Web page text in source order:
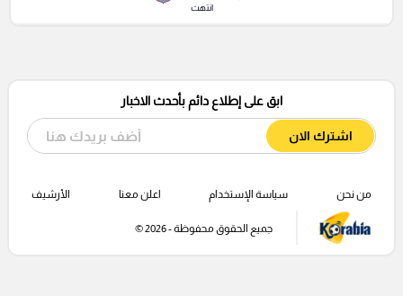
انتهت
ابق على إطلاع دائم بأحدث الاخبار
اشترك الان
من نحن سياسة الإستخدام اعلن معنا الأرشيف
جميع الحقوق محفوظة - 2026 ©